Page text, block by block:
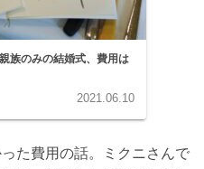
族のみの結婚式、費用は
2021.06.10
た費用の話。ミクニさんで